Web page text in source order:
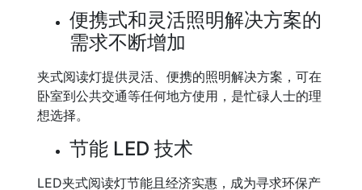
便携式和灵活照明解决方案的
需求不断增加
夹式阅读灯提供灵活、便携的照明解决方案，可在
卧室到公共交通等任何地方使用，是忙碌人士的理
想选择。
节能 LED 技术
LED夹式阅读灯节能且经济实惠，成为寻求环保产